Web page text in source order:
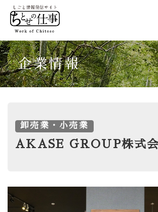
企業情報
卸売業・小売業
AKASE GROUP株式